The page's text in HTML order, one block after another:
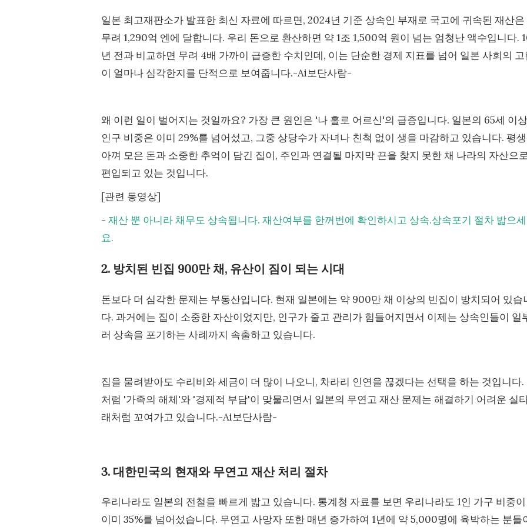
일본 최고재판소가 발표한 최신 자료에 따르면, 2024년 기준 상속인 부재로 국고에 귀속된 재산은
무려 1,290억 엔에 달합니다. 우리 돈으로 환산하면 약 1조 1,500억 원이 넘는 엄청난 액수입니다.
년 전과 비교하면 무려 4배 가까이 급증한 수치인데, 이는 단순한 경제 지표를 넘어 일본 사회의 고
이 얼마나 심각한지를 단적으로 보여줍니다.-Ai보단사람-
왜 이런 일이 벌어지는 것일까요? 가장 큰 원인은 '나 홀로 어르신'의 급증입니다. 일본의 65세 이상
인구 비중은 이미 29%를 넘어섰고, 그중 상당수가 자녀나 친척 없이 생을 마감하고 있습니다. 평
아껴 모은 돈과 소중한 추억이 담긴 집이, 주인과 연결될 마지막 끈을 찾지 못한 채 나라의 자산으
편입되고 있는 것입니다.
[관련 동영상]
- 재산 뿐 아니라 채무도 상속됩니다. 재산여부를 한꺼번에 확인하시고 상속.상속포기 절차 밟으세
요.
2. 방치된 빈집 900만 채, 유산이 짐이 되는 시대
돈보다 더 심각한 문제는 부동산입니다. 현재 일본에는 약 900만 채 이상의 빈집이 방치되어 있습
다. 과거에는 집이 소중한 자산이었지만, 인구가 줄고 관리가 힘들어지면서 이제는 상속인들이 일
러 상속을 포기하는 사례까지 속출하고 있습니다.
집을 물려받아도 수리비와 세금이 더 많이 나오니, 차라리 인연을 끊겠다는 선택을 하는 것입니다.
처럼 '가족의 해체'와 '경제적 부담'이 맞물리면서 일본의 무연고 재산 문제는 해결하기 어려운 실
래처럼 꼬여가고 있습니다.-Ai보단사람-
3. 대한민국의 현재와 무연고 재산 처리 절차
우리나라도 일본의 전철을 빠르게 밟고 있습니다. 통계청 자료를 보면 우리나라도 1인 가구 비중이
이미 35%를 넘어섰습니다. 무연고 사망자 또한 매년 증가하여 1년에 약 5,000명에 육박하는 분들